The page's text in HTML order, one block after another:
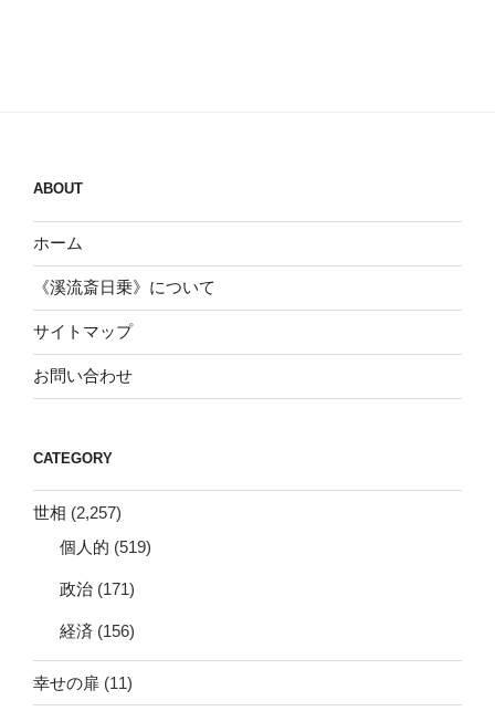
ABOUT
ホーム
《溪流斎日乗》について
サイトマップ
お問い合わせ
CATEGORY
世相 (2,257)
個人的 (519)
政治 (171)
経済 (156)
幸せの扉 (11)